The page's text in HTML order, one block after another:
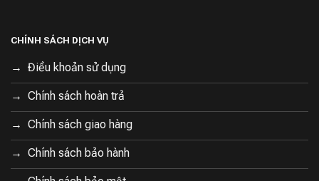
CHÍNH SÁCH DỊCH VỤ
Điều khoản sử dụng
Chính sách hoàn trả
Chính sách giao hàng
Chính sách bảo hành